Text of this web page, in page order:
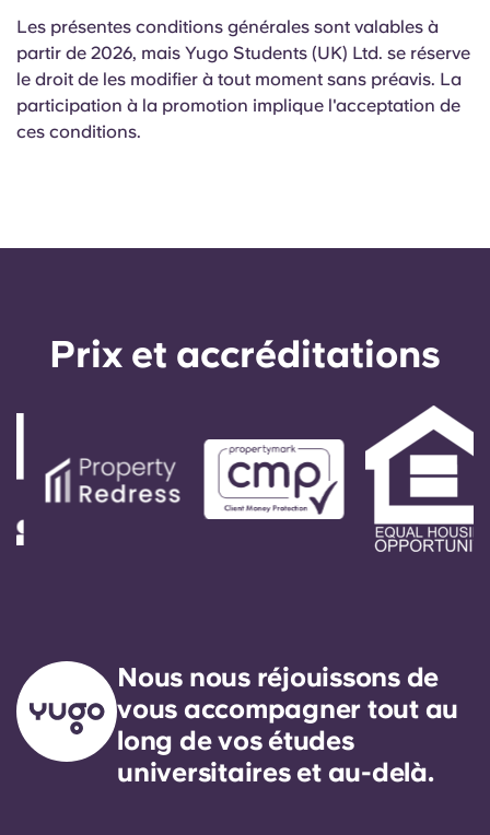
Les présentes conditions générales sont valables à
partir de 2026, mais Yugo Students (UK) Ltd. se réserve
le droit de les modifier à tout moment sans préavis. La
participation à la promotion implique l'acceptation de
ces conditions.
Prix ​​et accréditations
Nous nous réjouissons de
vous accompagner tout au
long de vos études
universitaires et au-delà.